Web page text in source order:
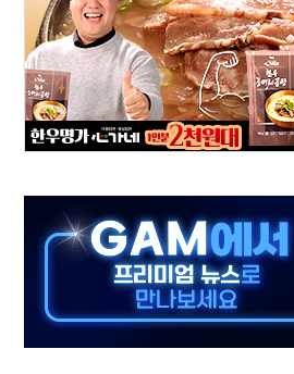
18억원대
'정책 엇박자'
쟁 치열
에도 고유가·금리·입법 지연 '삼중 부담'
올랐지만 빈그룹이 상쇄
기록
또 다른 중동 화약고
스핌 줌인]